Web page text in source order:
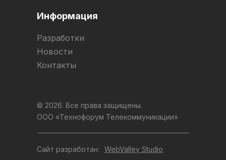
Информация
Разработки
Новости
Контакты
© 2026. Все права защищены.
ООО «Технофорум Телекоммуникации»
Сайт разработан: WebValley Studio